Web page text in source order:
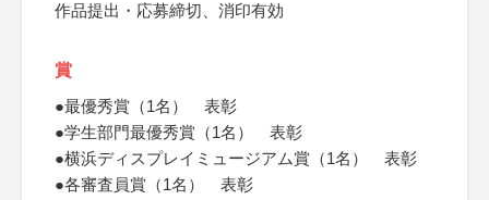
作品提出・応募締切、消印有効
賞
●最優秀賞（1名） 表彰
●学生部門最優秀賞（1名） 表彰
●横浜ディスプレイミュージアム賞（1名） 表彰
●各審査員賞（1名） 表彰